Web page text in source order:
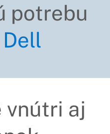
potrebu
Dell
vnútri aj